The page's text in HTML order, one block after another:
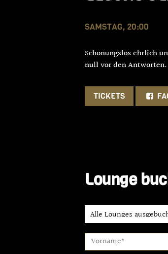
SAMSTAG, 20:00
Schonungslos ehrlich
null vor den
TICKETS
Lounge